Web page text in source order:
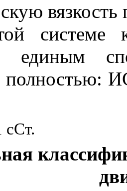
системе
единым
полностью:
сСт.